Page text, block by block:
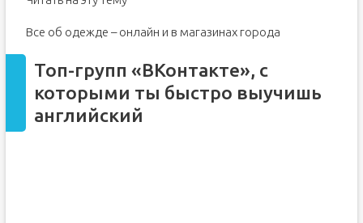
Все об одежде – онлайн и в магазинах города
Топ-групп «ВКонтакте», с
которыми ты быстро выучишь
английский